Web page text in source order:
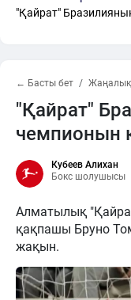
"Қайрат"
← Басты бет
"Қайрат"
чемпионын
Кубеев Алихан
Бокс шолушысы
Алматылық
қақпашы Бруно
жақын.